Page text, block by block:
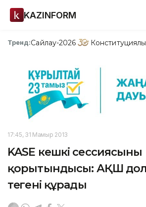
KAZINFORM
Тренд:Сайлау-2026
17:45, 31 Мамыр 2013
KASE кешкі сессиясының
қорытындысы: АҚШ
теңгені құрады